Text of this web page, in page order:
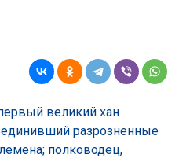
великий хан
разрозненные
полководец,